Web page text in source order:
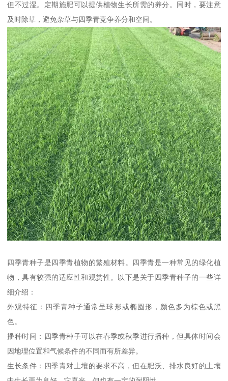
但不过湿。定期施肥可以提供植物生长所需的养分。同时，要注意
及时除草，避免杂草与四季青竞争养分和空间。
四季青种子是四季青植物的繁殖材料。四季青是一种常见的绿化植
物，具有较强的适应性和观赏性。以下是关于四季青种子的一些详
细介绍：
外观特征：四季青种子通常呈球形或椭圆形，颜色多为棕色或黑
色。
播种时间：四季青种子可以在春季或秋季进行播种，但具体时间会
因地理位置和气候条件的不同而有所差异。
生长条件：四季青对土壤的要求不高，但在肥沃、排水良好的土壤